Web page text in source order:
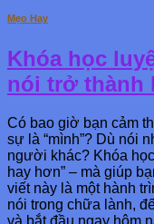
Mẹo Hay
Khóa học
nói trở thành
Có bao giờ bạn cảm
sự là “mình”? Dù nói
người khác? Khóa
hay hơn” – mà giúp
viết này là một hành
nói trong chữa lành,
và bắt đầu ngay hôm